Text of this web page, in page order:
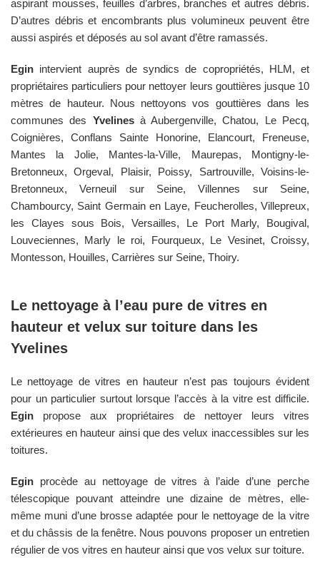
aspirant mousses, feuilles d’arbres, branches et autres débris.
D’autres débris et encombrants plus volumineux peuvent être
aussi aspirés et déposés au sol avant d’être ramassés.
Egin intervient auprès de syndics de copropriétés, HLM, et
propriétaires particuliers pour nettoyer leurs gouttières jusque 10
mètres de hauteur. Nous nettoyons vos gouttières dans les
communes des Yvelinesà Aubergenville, Chatou, Le Pecq,
Coignières, Conflans Sainte Honorine, Elancourt, Freneuse,
Mantes la Jolie, Mantes-la-Ville, Maurepas, Montigny-le-
Bretonneux, Orgeval, Plaisir, Poissy, Sartrouville, Voisins-le-
Bretonneux, Verneuil sur Seine, Villennes sur Seine,
Chambourcy, Saint Germain en Laye, Feucherolles, Villepreux,
les Clayes sous Bois, Versailles, Le Port Marly, Bougival,
Louveciennes, Marly le roi, Fourqueux, Le Vesinet, Croissy,
Montesson, Houilles, Carrières sur Seine, Thoiry.
Le nettoyage à l’eau pure de vitres en
hauteur et velux sur toiture dans les
Yvelines
Le nettoyage de vitres en hauteur n’est pas toujours évident
pour un particulier surtout lorsque l’accès à la vitre est difficile.
Egin propose aux propriétaires de nettoyer leurs vitres
extérieures en hauteur ainsi que des velux inaccessibles sur les
toitures.
Egin procède au nettoyage de vitres à l’aide d’une perche
télescopique pouvant atteindre une dizaine de mètres, elle-
même muni d’une brosse adaptée pour le nettoyage de la vitre
et du châssis de la fenêtre. Nous pouvons proposer un entretien
régulier de vos vitres en hauteur ainsi que vos velux sur toiture.